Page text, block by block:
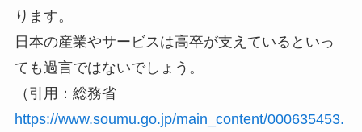
ります。
日本の産業やサービスは高卒が支えているといっ
ても過言ではないでしょう。
（引用：総務省
https://www.soumu.go.jp/main_content/000635453.